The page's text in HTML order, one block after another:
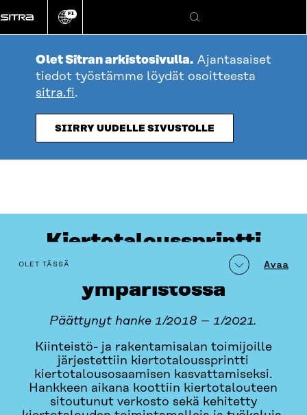
suoraan
sisältöön
Vaihda
kieli
FI
Hae
Olet Sitran arkistosivulla. Ajantasaiset
tiedot työstämme löydät osoitteesta
sitra.fi.
SIIRRY UUDELLE SIVUSTOLLE
Kiertotaloussprintti
ympäristössä
Päättynyt hanke 1/2018 – 1/2021.
Kiinteistö- ja rakentamisalan toimijoille
järjestettiin kiertotaloussprintti
kiertotalousosaamisen kasvattamiseksi.
Hankkeen aikana koottiin kiertotalouteen
sitoutunut verkosto sekä kehitetty
table_of_contents
OLET TÄSSÄ Avaa